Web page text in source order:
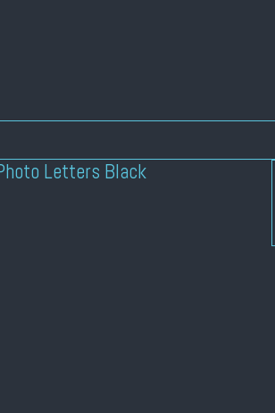
Letters Black